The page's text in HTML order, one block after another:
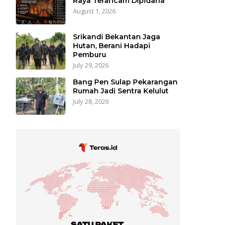
August 1, 2026
Srikandi Bekantan Jaga
Hutan, Berani Hadapi
Pemburu
July 29, 2026
Bang Pen Sulap Pekarangan
Rumah Jadi Sentra Kelulut
July 28, 2026